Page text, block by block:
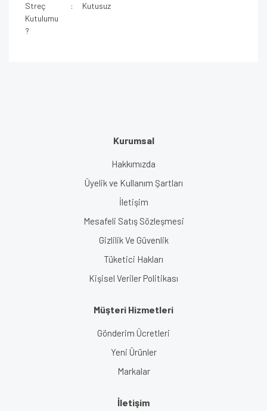
Streç
Kutulumu
?
: Kutusuz
Kurumsal
Hakkımızda
Üyelik ve Kullanım Şartları
İletişim
Mesafeli Satış Sözleşmesi
Gizlilik Ve Güvenlik
Tüketici Hakları
Kişisel Veriler Politikası
Müşteri Hizmetleri
Gönderim Ücretleri
Yeni Ürünler
Markalar
İletişim